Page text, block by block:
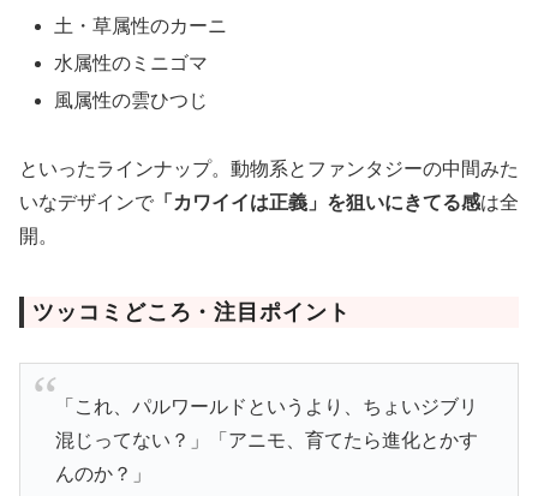
土・草属性のカーニ
水属性のミニゴマ
風属性の雲ひつじ
といったラインナップ。動物系とファンタジーの中間みた
いなデザインで 「カワイイは正義」を狙いにきてる感は全
開。
ツッコミどころ・注目ポイント
「これ、パルワールドというより、ちょいジブリ
混じってない？」「アニモ、育てたら進化とかす
んのか？」